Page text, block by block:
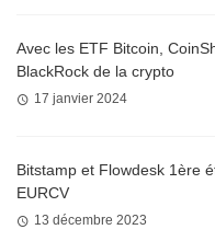
Avec les ETF Bitcoin,
BlackRock de la crypto
17 janvier 2024
Bitstamp et Flowdesk 1ère
EURCV
13 décembre 2023